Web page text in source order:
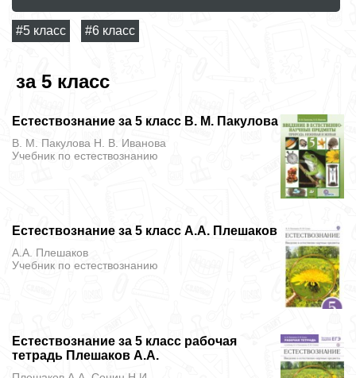
#5 класс #6 класс
за 5 класс
Естествознание за 5 класс В. М. Пакулова
В. М. Пакулова Н. В. Иванова
Учебник по естествознанию
Естествознание за 5 класс А.А. Плешаков
А.А. Плешаков
Учебник по естествознанию
Естествознание за 5 класс рабочая
тетрадь Плешаков А.А.